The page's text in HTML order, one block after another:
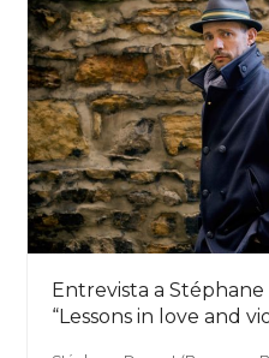
Entrevista a
“Lessons in love and